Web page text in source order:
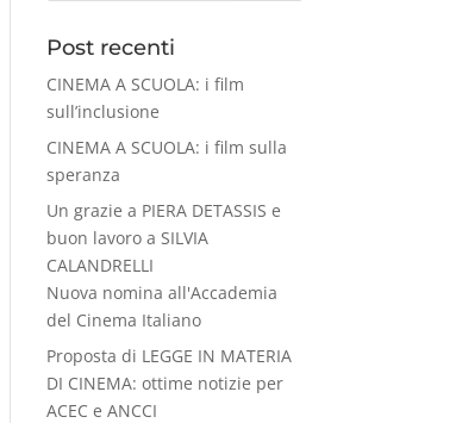
Post recenti
CINEMA A SCUOLA: i film
sull’inclusione
CINEMA A SCUOLA: i film sulla
speranza
Un grazie a PIERA DETASSIS e
buon lavoro a SILVIA
CALANDRELLI
Nuova nomina all'Accademia
del Cinema Italiano
Proposta di LEGGE IN MATERIA
DI CINEMA: ottime notizie per
ACEC e ANCCI